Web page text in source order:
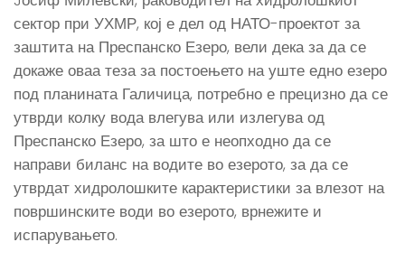
сектор при УХМР, кој е дел од НАТО-проектот за
заштита на Преспанско Езеро, вели дека за да се
докаже оваа теза за постоењето на уште едно езеро
под планината Галичица, потребно е прецизно да се
утврди колку вода влегува или излегува од
Преспанско Езеро, за што е неопходно да се
направи биланс на водите во езерото, за да се
утврдат хидролошките карактеристики за влезот на
површинските води во езерото, врнежите и
испарувањето.